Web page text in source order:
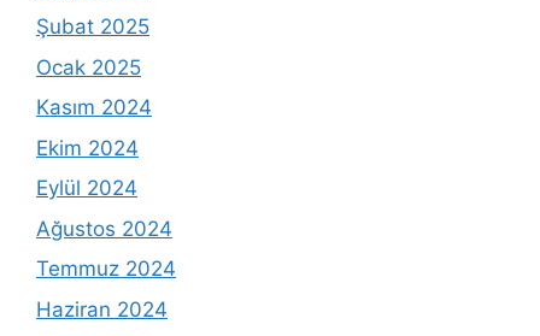
Şubat 2025
Ocak 2025
Kasım 2024
Ekim 2024
Eylül 2024
Ağustos 2024
Temmuz 2024
Haziran 2024